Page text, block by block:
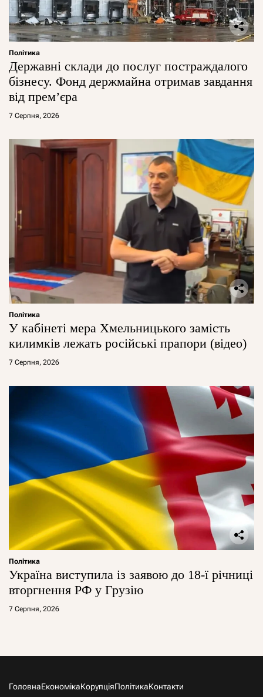
Політика
Державні склади до послуг постраждалого
бізнесу. Фонд держмайна отримав завдання
від прем’єра
7 Серпня, 2026
Політика
У кабінеті мера Хмельницького замість
килимків лежать російські прапори (відео)
7 Серпня, 2026
Політика
Україна виступила із заявою до 18-ї річниці
вторгнення РФ у Грузію
7 Серпня, 2026
ГоловнаЕкономікаКорупціяПолітикаКонтакти